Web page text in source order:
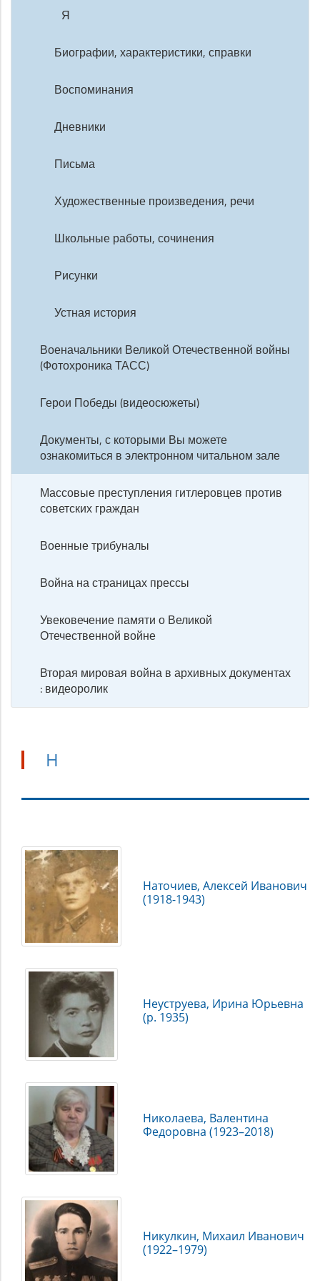
Я
Биографии, характеристики, справки
Воспоминания
Дневники
Письма
Художественные произведения, речи
Школьные работы, сочинения
Рисунки
Устная история
Военачальники Великой Отечественной войны
(Фотохроника ТАСС)
Герои Победы (видеосюжеты)
Документы, с которыми Вы можете
ознакомиться в электронном читальном зале
Массовые преступления гитлеровцев против
советских граждан
Военные трибуналы
Война на страницах прессы
Увековечение памяти о Великой
Отечественной войне
Вторая мировая война в архивных документах
: видеоролик
Н
Н
Наточиев, Алексей Иванович
(1918-1943)
Неуструева, Ирина Юрьевна
(р. 1935)
Николаева, Валентина
Федоровна (1923–2018)
Никулкин, Михаил Иванович
(1922–1979)